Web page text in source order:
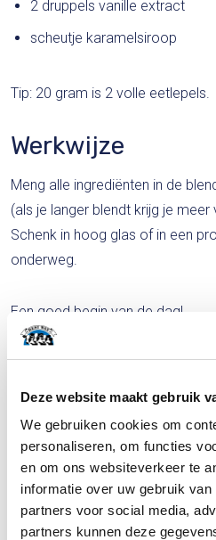
Deze website maakt gebruik
We gebruiken cookies om
personaliseren, om functies
en om ons websiteverkeer te
informatie over uw gebruik
partners voor social media,
partners kunnen deze
2 druppels vanille extract
scheutje karamelsiroop
Tip: 20 gram is 2 volle eetlepels.
Werkwijze
Meng alle ingrediënten in de
(als je langer blendt krijg je meer
Schenk in hoog glas of in een
onderweg.
Een goed begin van de dag!
Kijk regelmatig op ons en onze